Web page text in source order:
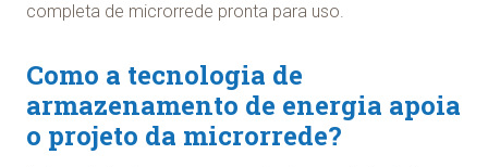
completa de microrrede pronta para uso.
Como a tecnologia de
armazenamento de energia apoia
o projeto da microrrede?